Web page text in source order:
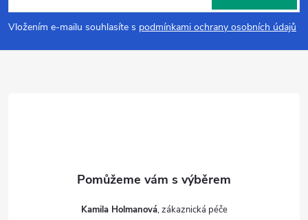
p
a
Vložením e-mailu souhlasíte s podmínkami ochrany osobních údajů
Kamila Holmanová